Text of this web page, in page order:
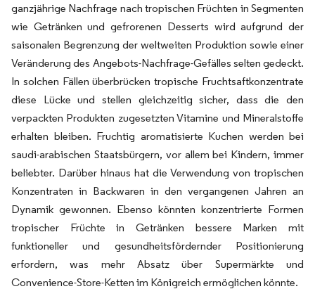
ganzjährige Nachfrage nach tropischen Früchten in Segmenten
wie Getränken und gefrorenen Desserts wird aufgrund der
saisonalen Begrenzung der weltweiten Produktion sowie einer
Veränderung des Angebots-Nachfrage-Gefälles selten gedeckt.
In solchen Fällen überbrücken tropische Fruchtsaftkonzentrate
diese Lücke und stellen gleichzeitig sicher, dass die den
verpackten Produkten zugesetzten Vitamine und Mineralstoffe
erhalten bleiben. Fruchtig aromatisierte Kuchen werden bei
saudi-arabischen Staatsbürgern, vor allem bei Kindern, immer
beliebter. Darüber hinaus hat die Verwendung von tropischen
Konzentraten in Backwaren in den vergangenen Jahren an
Dynamik gewonnen. Ebenso könnten konzentrierte Formen
tropischer Früchte in Getränken bessere Marken mit
funktioneller und gesundheitsfördernder Positionierung
erfordern, was mehr Absatz über Supermärkte und
Convenience-Store-Ketten im Königreich ermöglichen könnte.